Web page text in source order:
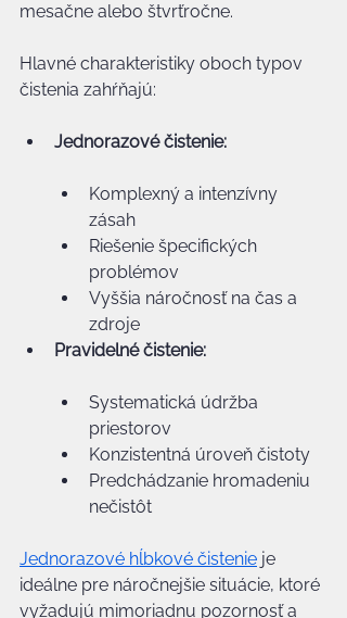
mesačne alebo štvrťročne.
Hlavné charakteristiky oboch typov
čistenia zahŕňajú:
Jednorazové čistenie:
Komplexný a intenzívny
zásah
Riešenie špecifických
problémov
Vyššia náročnosť na čas a
zdroje
Pravidelné čistenie:
Systematická údržba
priestorov
Konzistentná úroveň čistoty
Predchádzanie hromadeniu
nečistôt
Jednorazové hĺbkové čistenie je
ideálne pre náročnejšie situácie, ktoré
vyžadujú mimoriadnu pozornosť a